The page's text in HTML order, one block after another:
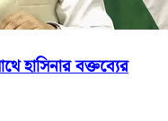
হাসিনার বক্তব্যের